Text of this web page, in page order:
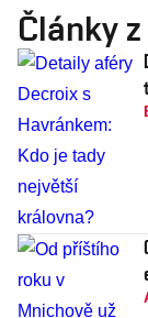
Články